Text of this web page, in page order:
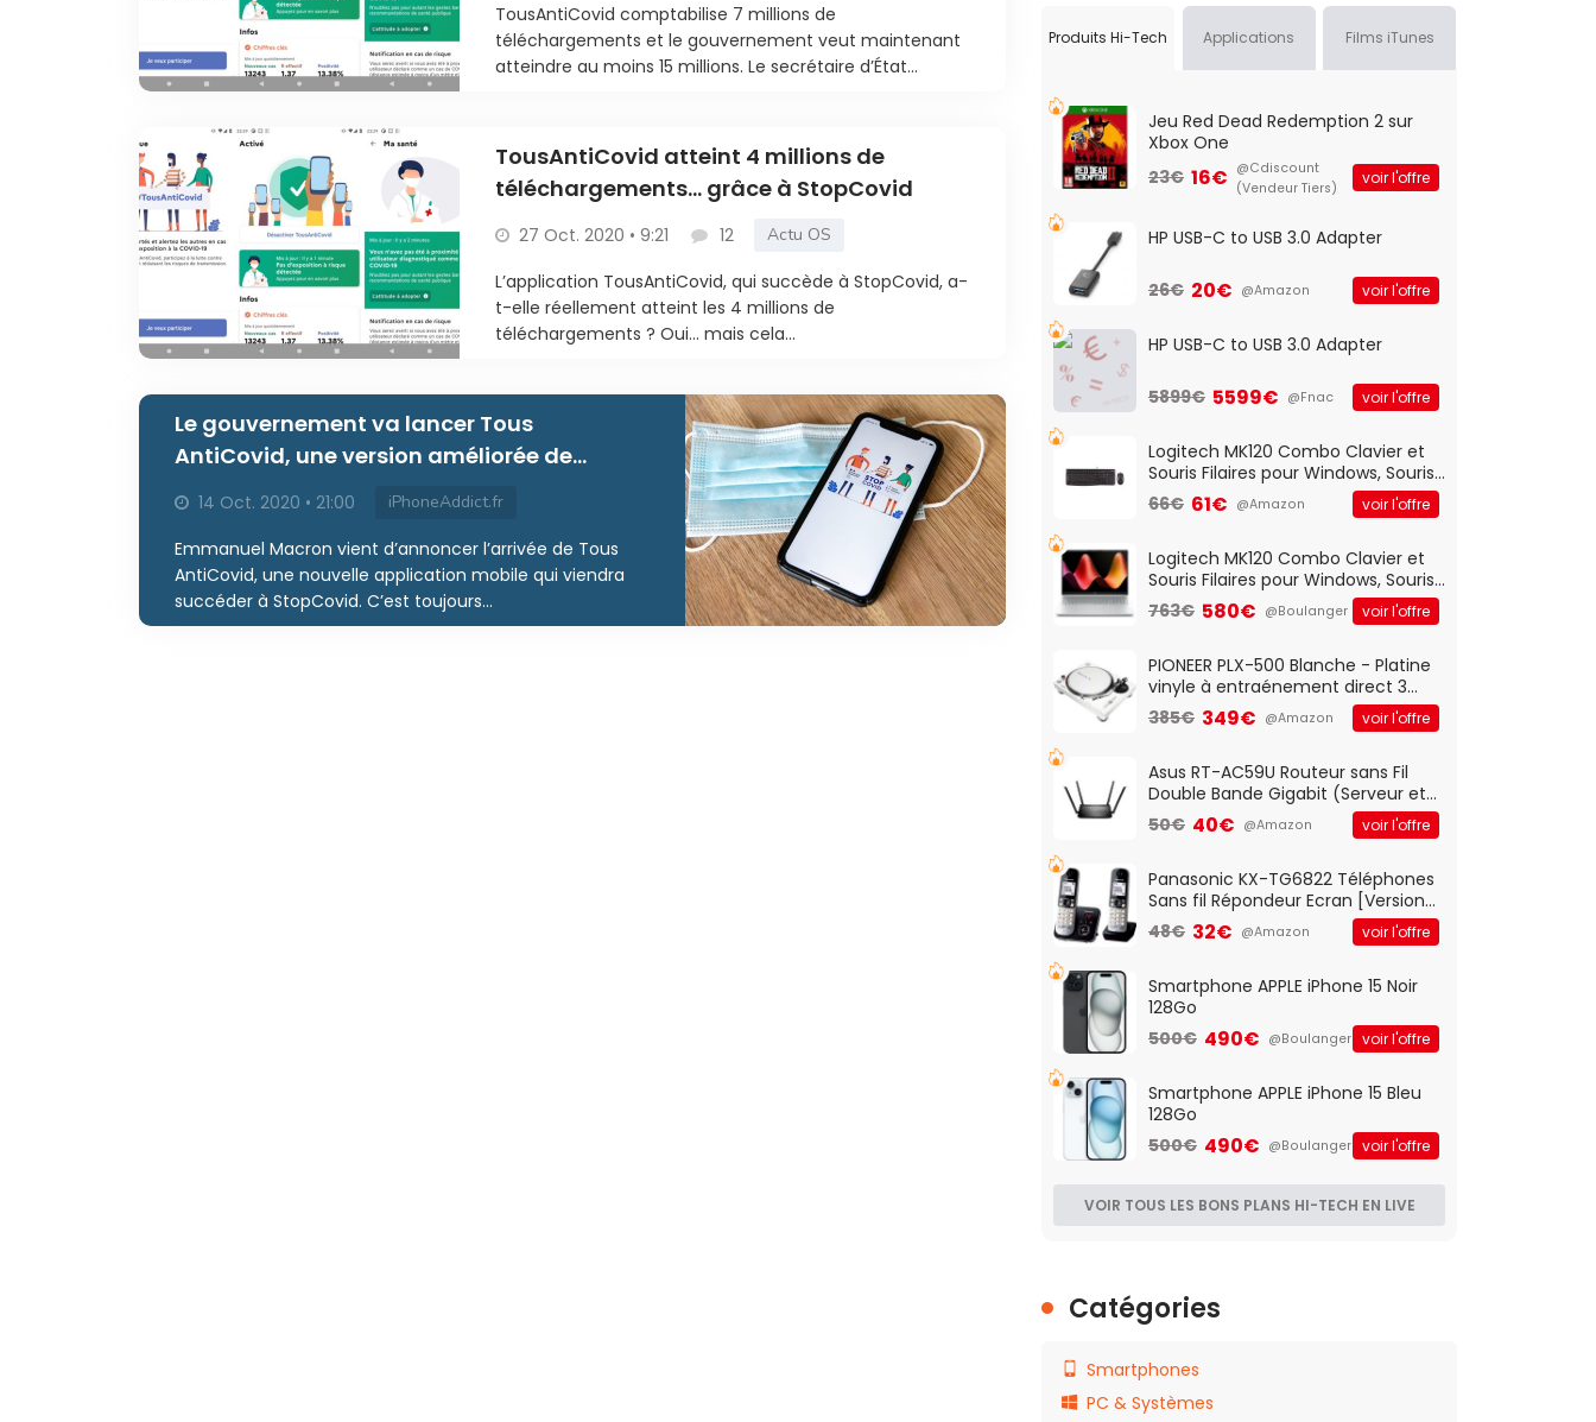
TousAntiCovid comptabilise 7 millions de
téléchargements et le gouvernement veut maintenant
atteindre au moins 15 millions. Le secrétaire d’État...
TousAntiCovid atteint 4 millions de
téléchargements… grâce à StopCovid
27 Oct. 2020 • 9:21 12 Actu OS
L’application TousAntiCovid, qui succède à StopCovid, a-
t-elle réellement atteint les 4 millions de
téléchargements ? Oui… mais cela...
Le gouvernement va lancer Tous
AntiCovid, une version améliorée de
14 Oct. 2020 • 21:00 iPhoneAddict.fr
Emmanuel Macron vient d’annoncer l’arrivée de Tous
AntiCovid, une nouvelle application mobile qui viendra
succéder à StopCovid. C’est toujours...
Produits Hi-Tech Applications Films iTunes
Jeu Red Dead Redemption 2 sur
Xbox One
23€ 16€ @Cdiscount
(Vendeur Tiers)
voir l'offre
HP USB-C to USB 3.0 Adapter
26€ 20€ @Amazon voir l'offre
HP USB-C to USB 3.0 Adapter
5899€ 5599€ @Fnac voir l'offre
Logitech MK120 Combo Clavier et
Souris Filaires pour Windows, Souris
Optique Filaire, Connexion USB Plug
And Play, Confortable, Taille
QWERTY UK - Noir
66€ 61€ @Amazon voir l'offre
Logitech MK120 Combo Clavier et
Souris Filaires pour Windows, Souris
Optique Filaire, Connexion USB Plug
And Play, Confortable, Taille
QWERTY UK - Noir
763€ 580€ @Boulanger voir l'offre
PIONEER PLX-500 Blanche - Platine
vinyle à entraénement direct 3
vitesses (33-45-78 trs/min) avec
pre-ampli intégré et port USB
385€ 349€ @Amazon voir l'offre
Asus RT-AC59U Routeur sans Fil
Double Bande Gigabit (Serveur et
Client VPN, Triple Vlan, Mode Point
d'accès et Bridge, contrôle
50€ 40€ @Amazon voir l'offre
Panasonic KX-TG6822 Téléphones
Sans fil Répondeur Ecran [Version
Française]
48€ 32€ @Amazon voir l'offre
Smartphone APPLE iPhone 15 Noir
128Go
500€ 490€ @Boulanger voir l'offre
Smartphone APPLE iPhone 15 Bleu
128Go
500€ 490€ @Boulanger voir l'offre
VOIR TOUS LES BONS PLANS HI-TECH EN LIVE
Catégories
Smartphones
PC & Systèmes